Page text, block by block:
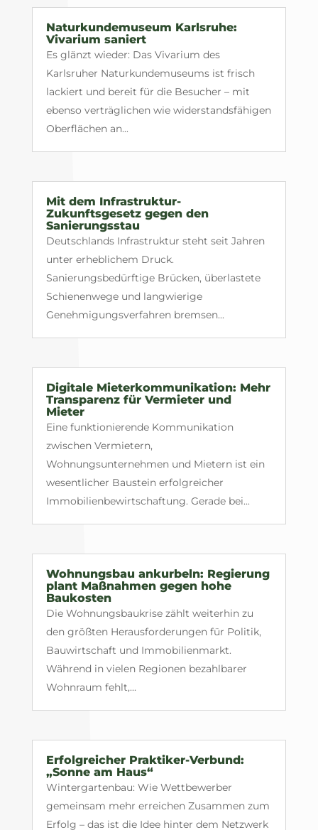
Naturkundemuseum Karlsruhe:
Vivarium saniert
Es glänzt wieder: Das Vivarium des
Karlsruher Naturkundemuseums ist frisch
lackiert und bereit für die Besucher – mit
ebenso verträglichen wie widerstandsfähigen
Oberflächen an...
Mit dem Infrastruktur-
Zukunftsgesetz gegen den
Sanierungsstau
Deutschlands Infrastruktur steht seit Jahren
unter erheblichem Druck.
Sanierungsbedürftige Brücken, überlastete
Schienenwege und langwierige
Genehmigungsverfahren bremsen...
Digitale Mieterkommunikation: Mehr
Transparenz für Vermieter und
Mieter
Eine funktionierende Kommunikation
zwischen Vermietern,
Wohnungsunternehmen und Mietern ist ein
wesentlicher Baustein erfolgreicher
Immobilienbewirtschaftung. Gerade bei...
Wohnungsbau ankurbeln: Regierung
plant Maßnahmen gegen hohe
Baukosten
Die Wohnungsbaukrise zählt weiterhin zu
den größten Herausforderungen für Politik,
Bauwirtschaft und Immobilienmarkt.
Während in vielen Regionen bezahlbarer
Wohnraum fehlt,...
Erfolgreicher Praktiker-Verbund:
„Sonne am Haus“
Wintergartenbau: Wie Wettbewerber
gemeinsam mehr erreichen Zusammen zum
Erfolg – das ist die Idee hinter dem Netzwerk